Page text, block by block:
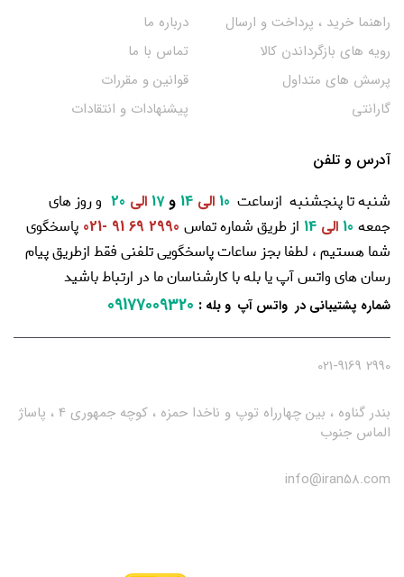
راهنما خرید ، پرداخت و ارسال
رویه های بازگرداندن کالا
پرسش های متداول
گارانتی
درباره ما
تماس با ما
قوانین و مقررات
پیشنهادات و انتقادات
آدرس و تلفن
شنبه تا پنجشنبه ازساعت 10 الی و17 الی
و روز های
جمعه
الی از طریق شماره تماس 2990 69 91 -021
پاسخگوی
شما هستیم ، لطفا بجز ساعات پاسخگویی تلفنی فقط ازطریق پیام
رسان های واتس آپ یا بله با کارشناسان ما در ارتباط باشید
شماره پشتیبانی در واتس آپ و بله :
09177009320
2990 021-9169
بندر گناوه ، بین چهارراه توپ و ناخدا حمزه ، کوچه جمهوری 4 ، پاساژ
الماس جنوب
info@iran58.com